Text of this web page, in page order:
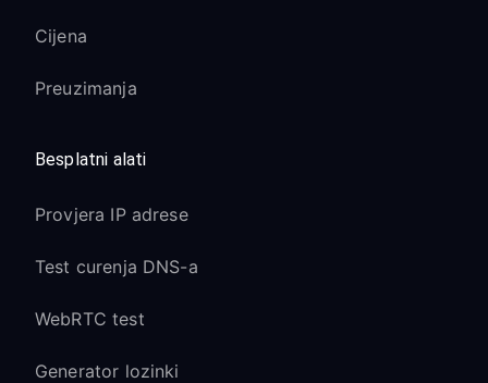
Cijena
Preuzimanja
Besplatni alati
Provjera IP adrese
Test curenja DNS-a
WebRTC test
Generator lozinki